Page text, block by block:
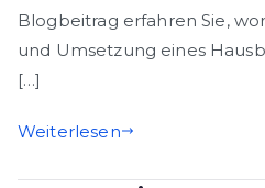
Blogbeitrag erfahren Sie,
und Umsetzung eines
[…]
Weiterlesen